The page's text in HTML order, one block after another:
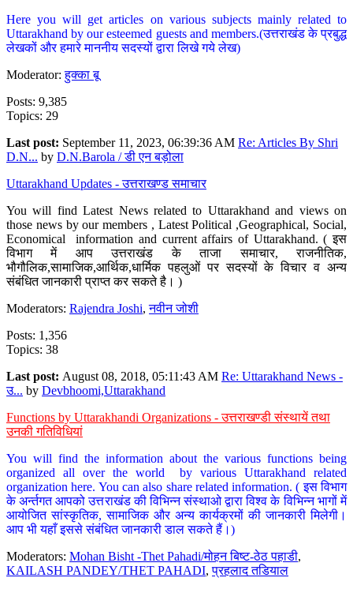
Here you will get articles on various subjects mainly related to
Uttarakhand by our esteemed guests and members.(उत्तराखंड के प्रबुद्ध
लेखकों और हमारे माननीय सदस्यों द्वारा लिखे गये लेख)
Moderator:हुक्का बू
Posts: 9,385
Topics: 29
Last post: September 11, 2023, 06:39:36 AM Re: Articles By Shri
D.N... by D.N.Barola / डी एन बड़ोला
Uttarakhand Updates - उत्तराखण्ड समाचार
You will find Latest News related to Uttarakhand and views on
those news by our members , Latest Political ,Geographical, Social,
Economical information and current affairs of Uttarakhand. ( इस
विभाग में आप उत्तराखंड के ताजा समाचार, राजनीतिक,
भौगौलिक,सामाजिक,आर्थिक,धार्मिक पहलुओं पर सदस्यों के विचार व अन्य
संबंधित जानकारी प्राप्त कर सकते है। )
Moderators: Rajendra Joshi,नवीन जोशी
Posts: 1,356
Topics: 38
Last post: August 08, 2018, 05:11:43 AM Re: Uttarakhand News -
उ... by Devbhoomi,Uttarakhand
Functions by Uttarakhandi Organizations - उत्तराखण्डी संस्थायें तथा
उनकी गतिविधियां
You will find the information about the various functions being
organized all over the world by various Uttarakhand related
organization here. You can also share related information. ( इस विभाग
के अर्न्तगत आपको उत्तराखंड की विभिन्न संस्थाओ द्वारा विश्व के विभिन्न भागों में
आयोजित सांस्कृतिक, सामाजिक और अन्य कार्यक्रमों की जानकारी मिलेगी।
आप भी यहाँ इससे संबंधित जानकारी डाल सकते हैं।)
Moderators: Mohan Bisht -Thet Pahadi/मोहन बिष्ट-ठेठ पहाडी,
KAILASH PANDEY/THET PAHADI,प्रहलाद तडियाल